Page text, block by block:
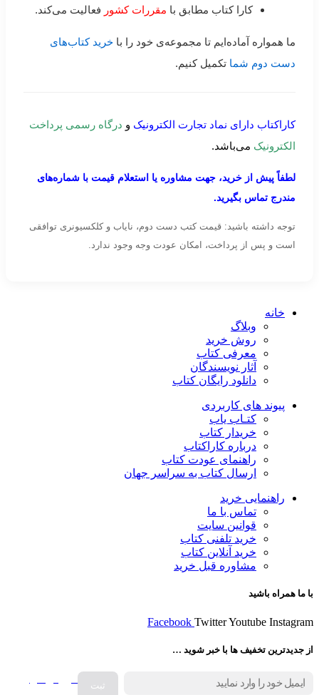
کارا کتاب مطابق با مقررات کشور فعالیت می‌کند.
ما همواره آماده‌ایم تا مجموعه‌ی خود را با خرید کتاب‌های
دست دوم شما تکمیل کنیم.
کاراکتاب دارای نماد تجارت الکترونیک و درگاه رسمی پرداخت
الکترونیک می‌باشد.
لطفاً پیش از خرید، جهت مشاوره یا استعلام قیمت با شماره‌های
مندرج تماس بگیرید.
توجه داشته باشید: قیمت کتب دست دوم، نایاب و کلکسیونری توافقی
است و پس از پرداخت، امکان عودت وجه وجود ندارد.
خانه
وبلاگ
روش خرید
معرفی کتاب
آثار نویسندگان
دانلود رایگان کتاب
پیوند های کاربردی
کتـاب یاب
خریدار کتاب
درباره کاراکتاب
راهنمای عودت کتاب
ارسال کتاب به سراسر جهان
راهنمایی خرید
تماس با ما
قوانین سایت
خرید تلفنی کتاب
خرید آنلاین کتاب
مشاوره قبل خرید
با ما همراه باشید
Facebook TwitterYoutube Instagram
از جدیدترین تخفیف ها با خبر شوید …
فروش انواع